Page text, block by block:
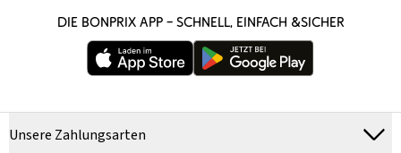
DIE BONPRIX APP – SCHNELL, EINFACH &SICHER
Unsere Zahlungsarten